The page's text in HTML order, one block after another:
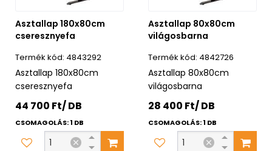
Asztallap 180x80cm
cseresznyefa
4843292
Asztallap 180x80cm
cseresznyefa
44 700 Ft/ DB
CSOMAGOLÁS: 1 DB
Asztallap 80x80cm
világosbarna
4842726
Asztallap 80x80cm
világosbarna
28 400 Ft/ DB
CSOMAGOLÁS: 1 DB